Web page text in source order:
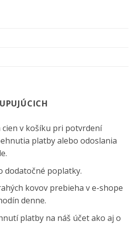
cien v košíku pri potvrdení
platby alebo odoslania
dodatočné poplatky.
kovov prebieha v e-shope
denne.
platby na náš účet ako aj o